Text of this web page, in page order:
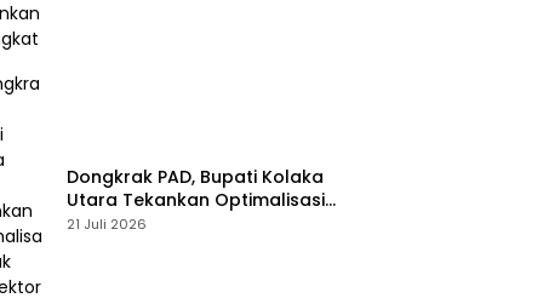
Dongkrak PAD, Bupati Kolaka
Utara Tekankan Optimalisasi
Pajak dan Sektor Tambang
21 Juli 2026